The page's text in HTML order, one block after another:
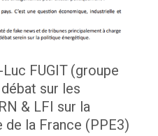
FUGIT (groupe
sur les
& LFI sur la
la France (PPE3)